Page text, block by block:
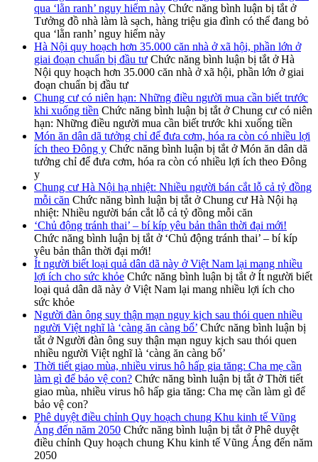
qua ‘lằn ranh’ nguy hiểm này Chức năng bình luận bị tắt ở
Tưởng đồ nhà làm là sạch, hàng triệu gia đình có thể đang bỏ
qua ‘lằn ranh’ nguy hiểm này
Hà Nội quy hoạch hơn 35.000 căn nhà ở xã hội, phần lớn ở
giai đoạn chuẩn bị đầu tư Chức năng bình luận bị tắt ở Hà
Nội quy hoạch hơn 35.000 căn nhà ở xã hội, phần lớn ở giai
đoạn chuẩn bị đầu tư
Chung cư có niên hạn: Những điều người mua cần biết trước
khi xuống tiền Chức năng bình luận bị tắt ở Chung cư có niên
hạn: Những điều người mua cần biết trước khi xuống tiền
Món ăn dân dã tưởng chỉ để đưa cơm, hóa ra còn có nhiều lợi
ích theo Đông y Chức năng bình luận bị tắt ở Món ăn dân dã
tưởng chỉ để đưa cơm, hóa ra còn có nhiều lợi ích theo Đông
y
Chung cư Hà Nội hạ nhiệt: Nhiều người bán cắt lỗ cả tỷ đồng
mỗi căn Chức năng bình luận bị tắt ở Chung cư Hà Nội hạ
nhiệt: Nhiều người bán cắt lỗ cả tỷ đồng mỗi căn
‘Chủ động tránh thai’ – bí kíp yêu bản thân thời đại mới!
Chức năng bình luận bị tắt ở ‘Chủ động tránh thai’ – bí kíp
yêu bản thân thời đại mới!
Ít người biết loại quả dân dã này ở Việt Nam lại mang nhiều
lợi ích cho sức khỏe Chức năng bình luận bị tắt ở Ít người biết
loại quả dân dã này ở Việt Nam lại mang nhiều lợi ích cho
sức khỏe
Người đàn ông suy thận mạn nguy kịch sau thói quen nhiều
người Việt nghĩ là ‘càng ăn càng bổ’ Chức năng bình luận bị
tắt ở Người đàn ông suy thận mạn nguy kịch sau thói quen
nhiều người Việt nghĩ là ‘càng ăn càng bổ’
Thời tiết giao mùa, nhiều virus hô hấp gia tăng: Cha mẹ cần
làm gì để bảo vệ con? Chức năng bình luận bị tắt ở Thời tiết
giao mùa, nhiều virus hô hấp gia tăng: Cha mẹ cần làm gì để
bảo vệ con?
Phê duyệt điều chỉnh Quy hoạch chung Khu kinh tế Vũng
Áng đến năm 2050 Chức năng bình luận bị tắt ở Phê duyệt
điều chỉnh Quy hoạch chung Khu kinh tế Vũng Áng đến năm
2050